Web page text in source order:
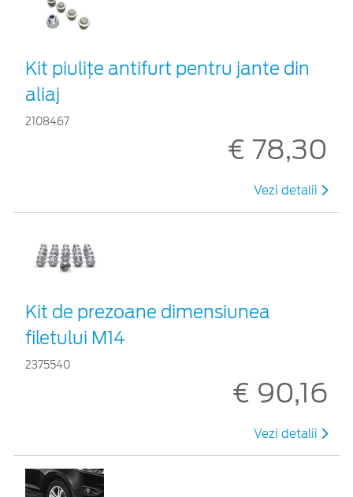
Kit piuliţe antifurt pentru jante din
aliaj
2108467
€ 78,30
Vezi detalii
Kit de prezoane dimensiunea
filetului M14
2375540
€ 90,16
Vezi detalii